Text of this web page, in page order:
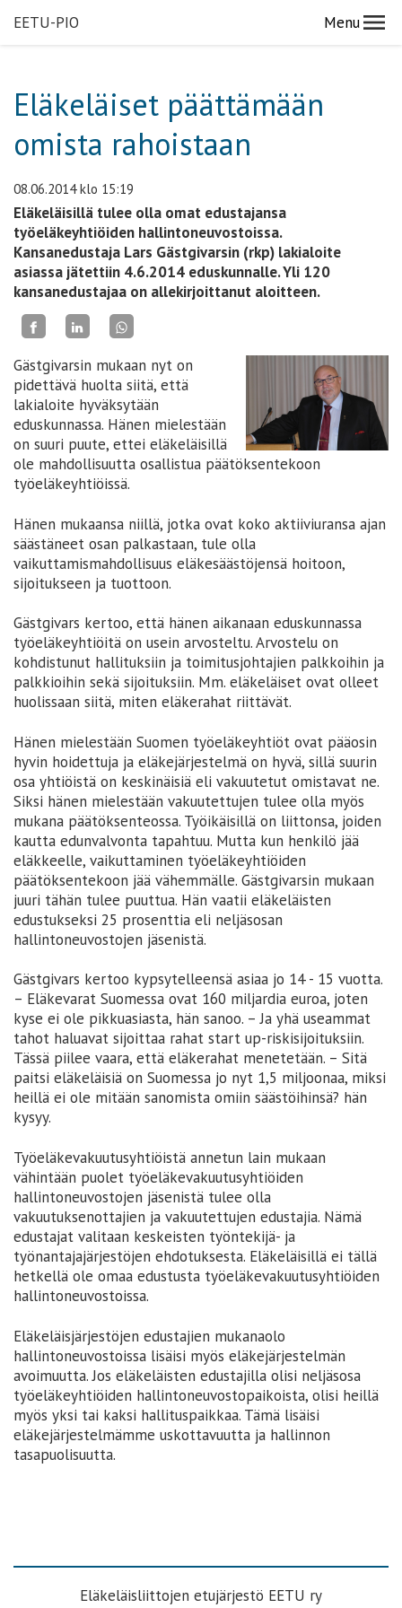
EETU-PIO Menu
Eläkeläiset päättämään
omista rahoistaan
08.06.2014klo 15:19
Eläkeläisillä tulee olla omat edustajansa
työeläkeyhtiöiden hallintoneuvostoissa.
Kansanedustaja Lars Gästgivarsin (rkp) lakialoite
asiassa jätettiin 4.6.2014 eduskunnalle. Yli 120
kansanedustajaa on allekirjoittanut aloitteen.
Gästgivarsin mukaan nyt on
pidettävä huolta siitä, että
lakialoite hyväksytään
eduskunnassa. Hänen mielestään
on suuri puute, ettei eläkeläisillä
ole mahdollisuutta osallistua päätöksentekoon
työeläkeyhtiöissä.
Hänen mukaansa niillä, jotka ovat koko aktiiviuransa ajan
säästäneet osan palkastaan, tule olla
vaikuttamismahdollisuus eläkesäästöjensä hoitoon,
sijoitukseen ja tuottoon.
Gästgivars kertoo, että hänen aikanaan eduskunnassa
työeläkeyhtiöitä on usein arvosteltu. Arvostelu on
kohdistunut hallituksiin ja toimitusjohtajien palkkoihin ja
palkkioihin sekä sijoituksiin. Mm. eläkeläiset ovat olleet
huolissaan siitä, miten eläkerahat riittävät.
Hänen mielestään Suomen työeläkeyhtiöt ovat pääosin
hyvin hoidettuja ja eläkejärjestelmä on hyvä, sillä suurin
osa yhtiöistä on keskinäisiä eli vakuutetut omistavat ne.
Siksi hänen mielestään vakuutettujen tulee olla myös
mukana päätöksenteossa. Työikäisillä on liittonsa, joiden
kautta edunvalvonta tapahtuu. Mutta kun henkilö jää
eläkkeelle, vaikuttaminen työeläkeyhtiöiden
päätöksentekoon jää vähemmälle. Gästgivarsin mukaan
juuri tähän tulee puuttua. Hän vaatii eläkeläisten
edustukseksi 25 prosenttia eli neljäsosan
hallintoneuvostojen jäsenistä.
Gästgivars kertoo kypsytelleensä asiaa jo 14 - 15 vuotta.
– Eläkevarat Suomessa ovat 160 miljardia euroa, joten
kyse ei ole pikkuasiasta, hän sanoo. – Ja yhä useammat
tahot haluavat sijoittaa rahat start up-riskisijoituksiin.
Tässä piilee vaara, että eläkerahat menetetään. – Sitä
paitsi eläkeläisiä on Suomessa jo nyt 1,5 miljoonaa, miksi
heillä ei ole mitään sanomista omiin säästöihinsä? hän
kysyy.
Työeläkevakuutusyhtiöistä annetun lain mukaan
vähintään puolet työeläkevakuutusyhtiöiden
hallintoneuvostojen jäsenistä tulee olla
vakuutuksenottajien ja vakuutettujen edustajia. Nämä
edustajat valitaan keskeisten työntekijä- ja
työnantajajärjestöjen ehdotuksesta. Eläkeläisillä ei tällä
hetkellä ole omaa edustusta työeläkevakuutusyhtiöiden
hallintoneuvostoissa.
Eläkeläisjärjestöjen edustajien mukanaolo
hallintoneuvostoissa lisäisi myös eläkejärjestelmän
avoimuutta. Jos eläkeläisten edustajilla olisi neljäsosa
työeläkeyhtiöiden hallintoneuvostopaikoista, olisi heillä
myös yksi tai kaksi hallituspaikkaa. Tämä lisäisi
eläkejärjestelmämme uskottavuutta ja hallinnon
tasapuolisuutta.
Eläkeläisliittojen etujärjestö EETU ry